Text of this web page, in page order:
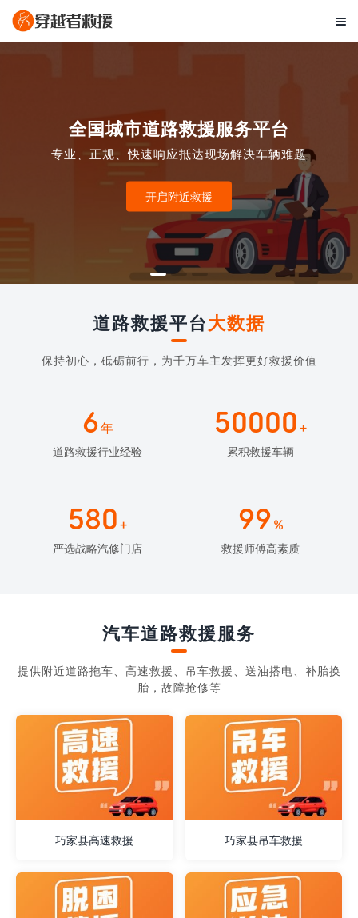

全国城市道路救援服务平台
专业、正规、快速响应抵达现场解决车辆难题
开启附近救援
道路救援平台大数据
保持初心，砥砺前行，为千万车主发挥更好救援价值
6年
道路救援行业经验
50000 +
累积救援车辆
580 +
严选战略汽修门店
99 %
救援师傅高素质
汽车道路救援服务
提供附近道路拖车、高速救援、吊车救援、送油搭电、补胎换
胎，故障抢修等
巧家县高速救援 巧家县吊车救援